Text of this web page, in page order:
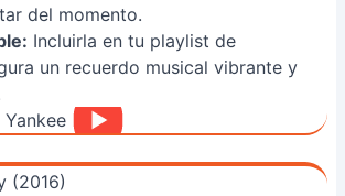
del momento.
Incluirla en tu playlist de
un recuerdo musical vibrante y
(2016)